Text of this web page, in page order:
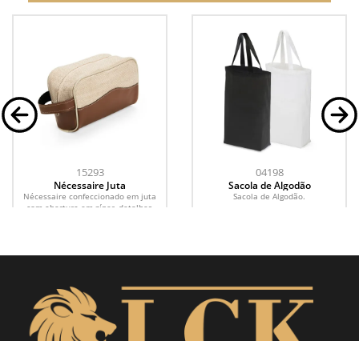
15293
Nécessaire Juta
Nécessaire confeccionado em juta
com abertura em zíper, detalhes,
04198
Sacola de Algodão
Sacola de Algodão.